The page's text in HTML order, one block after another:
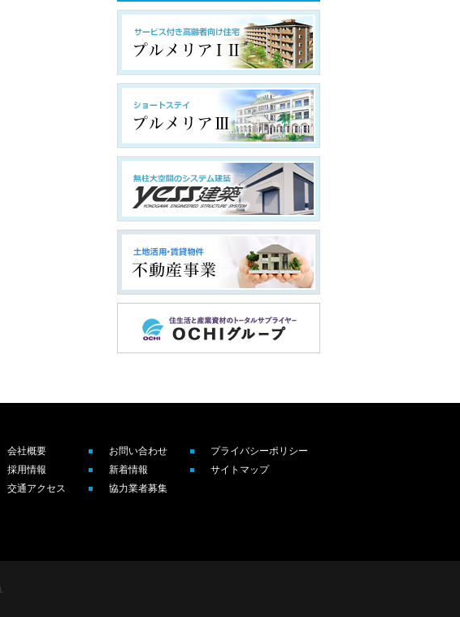
会社概要
採用情報
交通アクセス
お問い合わせ
新着情報
協力業者募集
プライバシーポリシー
サイトマップ